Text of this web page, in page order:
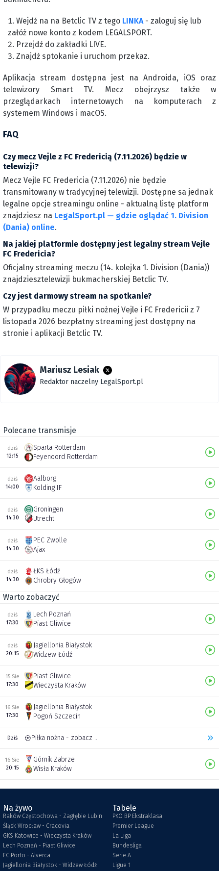
Wejdź na na Betclic TV z tego LINKA- zaloguj się lub
załóż nowe konto z kodem LEGALSPORT.
Przejdź do zakładki LIVE.
Znajdź sptokanie i uruchom przekaz.
Aplikacja stream dostępna jest na Androida, iOS oraz
telewizory Smart TV. Mecz obejrzysz także w
przeglądarkach internetowych na komputerach z
systemem Windows i macOS.
FAQ
Czy mecz Vejle z FC Fredericią (7.11.2026) będzie w
telewizji?
Mecz Vejle FC Fredericia (7.11.2026) nie będzie
transmitowany w tradycyjnej telewizji. Dostępne sa jednak
legalne opcje streamingu online - aktualną listę platform
znajdziesz na LegalSport.pl — gdzie oglądać 1. Division
(Dania) online.
Na jakiej platformie dostępny jest legalny stream Vejle
FC Fredericia?
Oficjalny streaming meczu (14. kolejka 1. Division (Dania))
znajdziesztelewizji bukmacherskiej Betclic TV.
Czy jest darmowy stream na spotkanie?
W przypadku meczu piłki nożnej Vejle i FC Fredericii z 7
listopada 2026 bezpłatny streaming jest dostępny na
stronie i aplikacji Betclic TV.
Mariusz Lesiak
Redaktor naczelny LegalSport.pl
Polecane transmisje
dziś
12:15
Sparta Rotterdam
Feyenoord Rotterdam
dziś
14:00
Aalborg
Kolding IF
dziś
14:30
Groningen
Utrecht
dziś
14:30
PEC Zwolle
Ajax
dziś
14:30
ŁKS Łódź
Chrobry Głogów
Warto zobaczyć
dziś
17:30
Lech Poznań
Piast Gliwice
dziś
20:15
Jagiellonia Białystok
Widzew Łódź
15 Sie
17:30
Piast Gliwice
Wieczysta Kraków
16 Sie
17:30
Jagiellonia Białystok
Pogoń Szczecin
Dziś Piłka nożna - zobacz inne transmisje
16 Sie
20:15
Górnik Zabrze
Wisła Kraków
Na żywo
Raków Częstochowa - Zagłębie Lubin
Śląsk Wrocław - Cracovia
GKS Katowice - Wieczysta Kraków
Lech Poznań - Piast Gliwice
FC Porto - Alverca
Jagiellonia Białystok - Widzew Łódź
Tabele
PKO BP Ekstraklasa
Premier League
La Liga
Bundesliga
Serie A
Ligue 1